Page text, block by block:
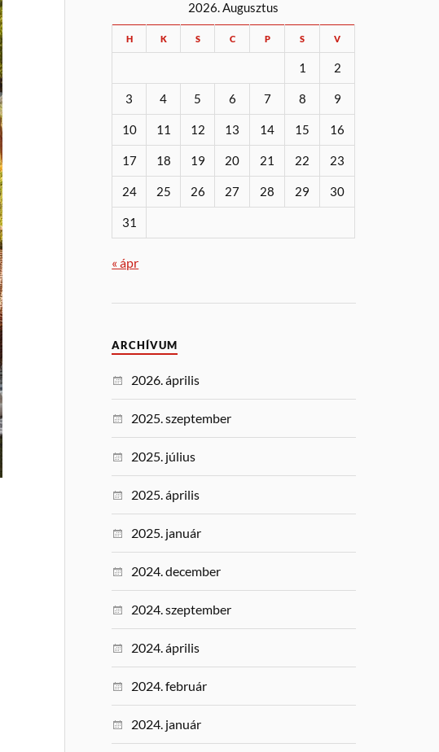
2026. Augusztus
H K S C P S V
1 2
3 4 5 6 7 8 9
10 11 12 13 14 15 16
17 18 19 20 21 22 23
24 25 26 27 28 29 30
31
« ápr
ARCHÍVUM
2026. április
2025. szeptember
2025. július
2025. április
2025. január
2024. december
2024. szeptember
2024. április
2024. február
2024. január